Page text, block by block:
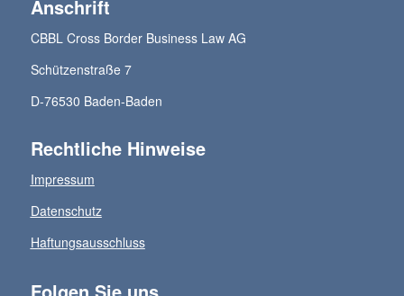
Anschrift
CBBL Cross Border Business Law AG
Schützenstraße 7
D-76530 Baden-Baden
Rechtliche Hinweise
Impressum
Datenschutz
Haftungsausschluss
Folgen Sie uns